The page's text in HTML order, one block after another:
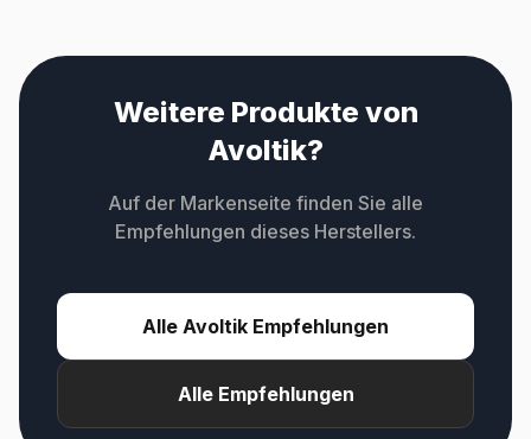
Weitere Produkte von
Avoltik?
Auf der Markenseite finden Sie alle
Empfehlungen dieses Herstellers.
Alle Avoltik Empfehlungen
Alle Empfehlungen